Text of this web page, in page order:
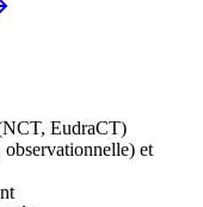
EudraCT)
et